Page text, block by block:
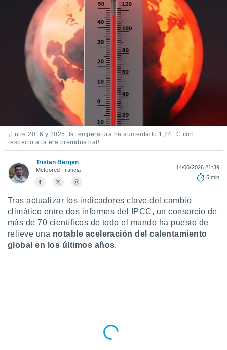
permite
seguir
contenido
a la
la
todas
sean
nuestros
nos
y análisis
en
así como
perfil
y
ACEPTAR
CONTINUAR
CONFIGURACIÓN
¡Entre 2016 y 2025, la temperatura ha aumentado 1,24 °C con
respecto a la era preindustrial!
Tristan Bergen
Meteored Francia
14/06/2026 21:39
5 min
Tras actualizar los indicadores clave del cambio
climático entre dos informes del IPCC, un consorcio de
más de 70 científicos de todo el mundo ha puesto de
relieve una notable aceleración del calentamiento
global en los últimos años.